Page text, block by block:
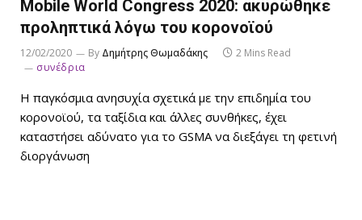
Mobile World Congress 2020: ακυρώθηκε
προληπτικά λόγω του κορονοϊού
12/02/2020 By Δημήτρης Θωμαδάκης
2 Mins Read
συνέδρια
Η παγκόσμια ανησυχία σχετικά με την επιδημία του
κορονοϊού, τα ταξίδια και άλλες συνθήκες, έχει
καταστήσει αδύνατο για το GSMA να διεξάγει τη φετινή
διοργάνωση